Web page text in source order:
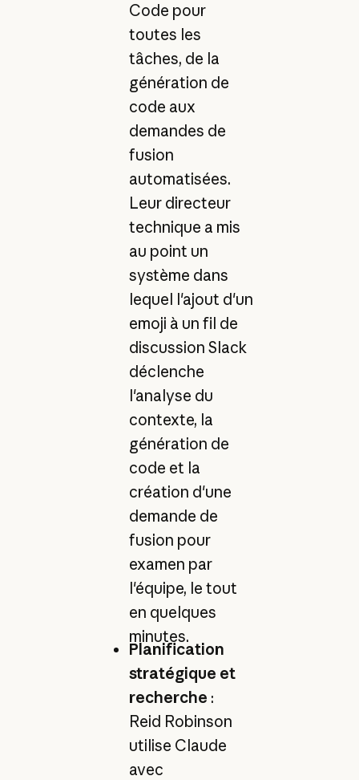
Code pour
toutes les
tâches, de la
génération de
code aux
demandes de
fusion
automatisées.
Leur directeur
technique a mis
au point un
système dans
lequel l'ajout d'un
emoji à un fil de
discussion Slack
déclenche
l'analyse du
contexte, la
génération de
code et la
création d'une
demande de
fusion pour
examen par
l'équipe, le tout
en quelques
minutes.
Planification
stratégique et
recherche :
Reid Robinson
utilise Claude
avec